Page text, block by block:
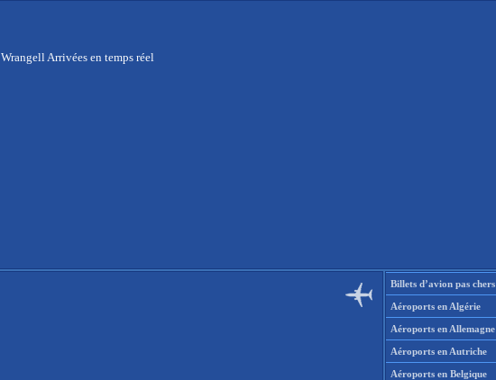
Arrivées en temps réel
Billets d’avion pas chers
Aéroports en Algérie
Aéroports en Allemagne
Aéroports en Autriche
Aéroports en Belgique